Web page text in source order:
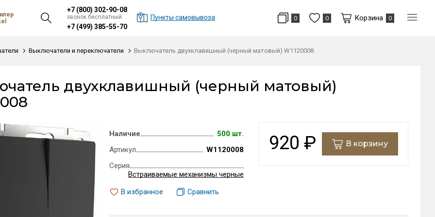
+7 (800) 302-90-08
звонок бесплатный
+7 (499) 385-55-70
Пункты самовывоза 0 0 Корзина 0
Выключатели и переключатели Выключатель двухклавишный (черный матовый) W1120008
двухклавишный (черный матовый)
920 ₽ В корзину
Наличие
500 шт.
Артикул
W1120008
Серия
Встраиваемые механизмы черные
В избранное
Сравнить